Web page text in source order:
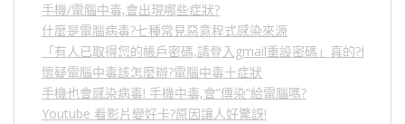
手機/電腦中毒,會出現哪些症狀?
什麼是電腦病毒?七種常見惡意程式感染來源
「有人已取得您的帳戶密碼,請登入gmail重設密碼」真的?假的?5
懷疑電腦中毒該怎麼辦?電腦中毒十症狀
手機也會感染病毒! 手機中毒,會”傳染”給電腦嗎?
Youtube 看影片變好卡?原因讓人好驚訝!